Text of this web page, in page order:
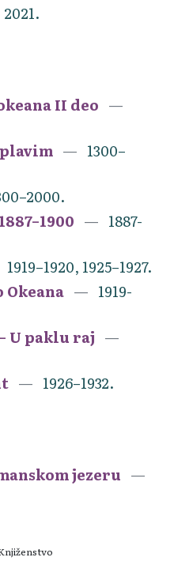
2021.
II deo
1300–
1887-
1919–1920, 1925–1927.
Okeana
1919-
U paklu raj
1926–1932.
jezeru